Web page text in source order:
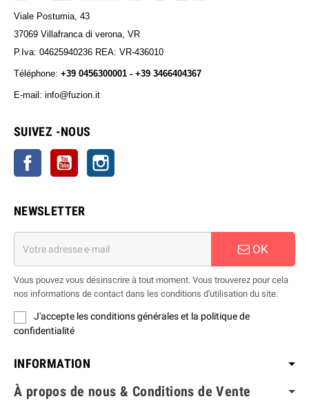
Viale Postumia, 43
37069 Villafranca di verona, VR
P.Iva: 04625940236 REA: VR-436010
Téléphone: +39 0456300001 - +39 3466404367
E-mail: info@fuzion.it
SUIVEZ -NOUS
Facebook YouTube
NEWSLETTER
OK
Vous pouvez vous désinscrire à tout moment. Vous trouverez pour cela
nos informations de contact dans les conditions d'utilisation du site.
J'accepte les conditions générales et la politique de
confidentialité
INFORMATION
À propos de nous & Conditions de Vente